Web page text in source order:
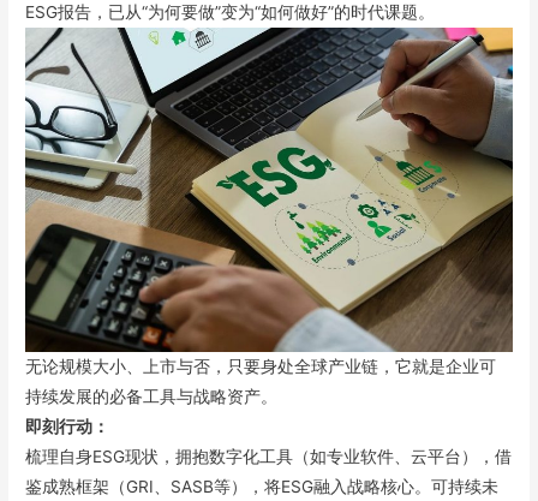
ESG报告，已从“为何要做”变为“如何做好”的时代课题。
无论规模大小、上市与否，只要身处全球产业链，它就是企业可
持续发展的必备工具与战略资产。
即刻行动：
梳理自身ESG现状，拥抱数字化工具（如专业软件、云平台），借
鉴成熟框架（GRI、SASB等），将ESG融入战略核心。可持续未